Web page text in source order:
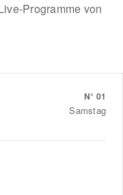
Programme von
N° 01
Samstag